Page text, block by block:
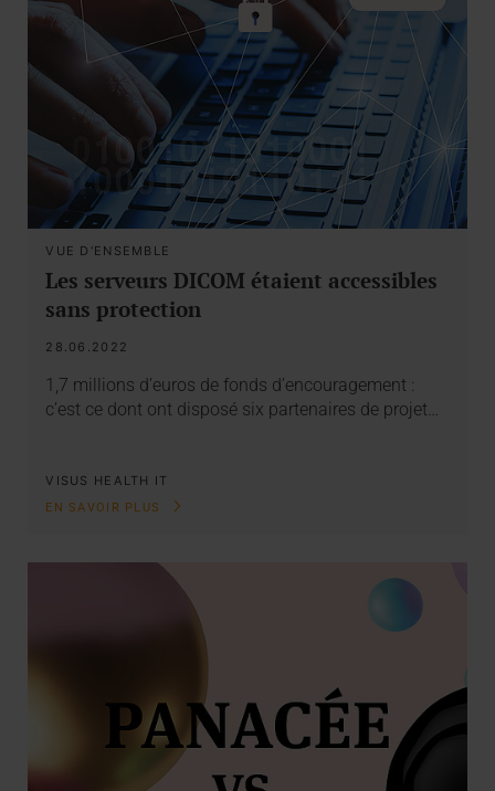
VUE D'ENSEMBLE
Les serveurs DICOM étaient accessibles
sans protection
28.06.2022
1,7 millions d’euros de fonds d’encouragement :
c’est ce dont ont disposé six partenaires de projet…
VISUS HEALTH IT
EN SAVOIR PLUS